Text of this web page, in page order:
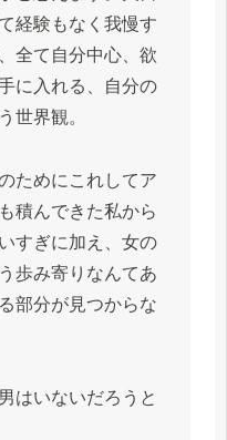
経験もなく我慢す
全て自分中心、欲
に入れる、自分の
世界観。
ためにこれしてア
積んできた私から
すぎに加え、女の
歩み寄りなんてあ
部分が見つからな
はいないだろうと